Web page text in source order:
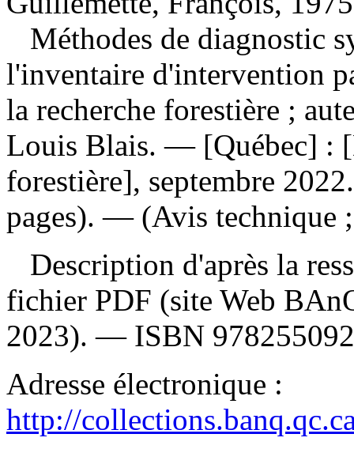
Méthodes de diagnostic
l'inventaire d'intervention
la recherche forestière ;
Louis Blais. — [Québec] :
forestière], septembre
pages). — (Avis technique
Description d'après la
fichier PDF (site Web
2023). — ISBN
Adresse électronique :
http://